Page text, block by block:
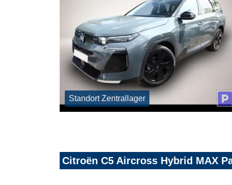
Standort Zentrallager
Citroën C5 Aircross Hybrid MAX